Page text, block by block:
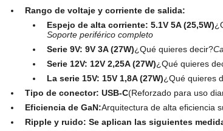
Rango de voltaje y corriente de salida:
Espejo de alta corriente: 5.1V 5A (25,5W)
Soporte periférico completo
Serie 9V: 9V 3A (27W)¿Qué quieres decir?
Serie 12V: 12V 2,25A (27W)¿Qué quieres
La serie 15V: 15V 1,8A (27W)¿Qué quieres
Tipo de conector: USB-C(Reforzado para uso
Eficiencia de GaN:Arquitectura de alta eficiencia
Ripple y ruido: Se aplican las siguientes